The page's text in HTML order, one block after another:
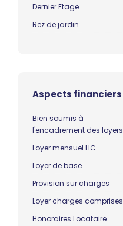
Dernier Etage
Rez de jardin
Aspects financiers
Bien soumis à
l'encadrement des loyers
Loyer mensuel HC
Loyer de base
Provision sur charges
Loyer charges comprises
Honoraires Locataire